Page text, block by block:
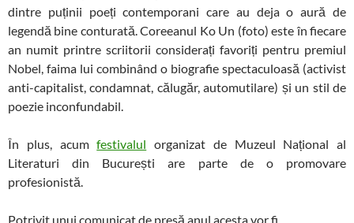
dintre puținii poeți contemporani care au deja o aură de
legendă bine conturată. Coreeanul Ko Un (foto) este în fiecare
an numit printre scriitorii considerați favoriți pentru premiul
Nobel, faima lui combinând o biografie spectaculoasă (activist
anti-capitalist, condamnat, călugăr, automutilare) și un stil de
poezie inconfundabil.
În plus, acumfestivalul organizat de Muzeul Național al
Literaturi din București are parte de o promovare
profesionistă.
Potrivit unui comunicat de presă anul acesta vor fi